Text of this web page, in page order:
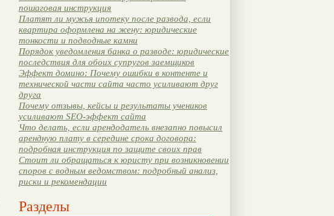
пошаговая инструкция
Платят ли мужья ипотеку после развода, если
квартира оформлена на жену: юридические
тонкости и подводные камни
Порядок уведомления банка о разводе: юридические
последствия для обоих супругов заемщиков
Эффект домино: Почему ошибки в контенте и
технической части сайта часто усиливают друг
друга
Почему отзывы, кейсы и результаты учеников
усиливают SEO-эффект сайта
Что делать, если арендодатель внезапно повысил
арендную плату в середине срока договора:
подробная инструкция по защите своих прав
Стоит ли обращаться к юристу при возникновении
споров с водным ведомством: подробный анализ,
риски и рекомендации
Разделы